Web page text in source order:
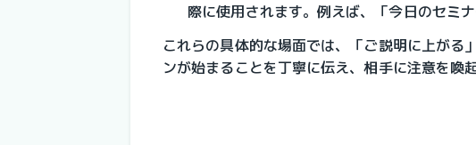
際に使用されます。例えば、「今日のセミ
これらの具体的な場面では、「ご説明に上がる
ンが始まることを丁寧に伝え、相手に注意を喚